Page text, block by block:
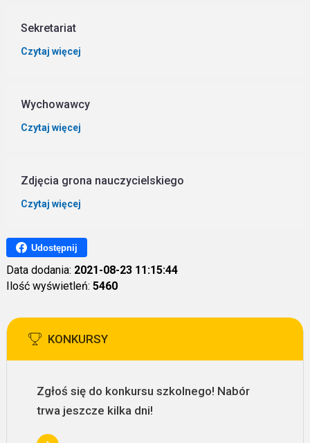
Sekretariat
Czytaj więcej
Wychowawcy
Czytaj więcej
Zdjęcia grona nauczycielskiego
Czytaj więcej
Udostępnij
Data dodania: 2021-08-23 11:15:44
Ilość wyświetleń: 5460
KONKURSY
Zgłoś się do konkursu szkolnego! Nabór
trwa jeszcze kilka dni!